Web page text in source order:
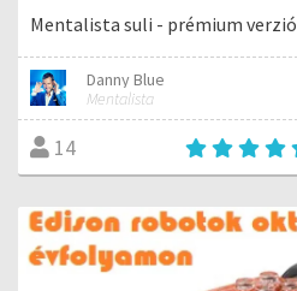
Mentalista suli - prémium verzió
Danny Blue
Mentalista
14